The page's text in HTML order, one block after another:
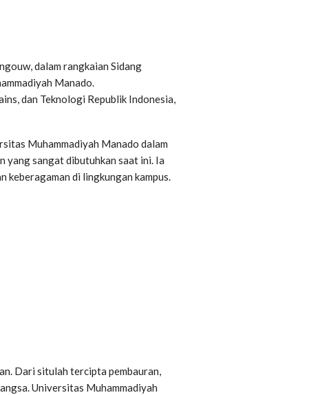
dalam rangkaian Sidang
Manado.
dan Teknologi Republik Indonesia,
Muhammadiyah Manado dalam
yang sangat dibutuhkan saat ini. Ia
keberagaman di lingkungan kampus.
Dari situlah tercipta pembauran,
Universitas Muhammadiyah